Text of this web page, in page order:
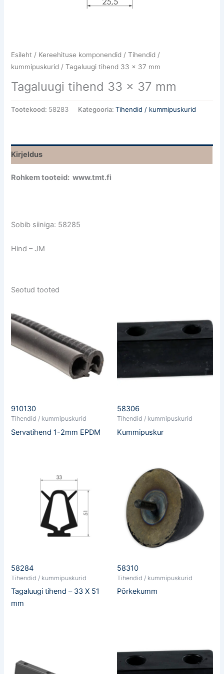
Esileht / Kereehituse komponendid /Tihendid /
kummipuskurid / Tagaluugi tihend 33 x 37 mm
Tagaluugi tihend 33 x 37 mm
Tootekood: 58283 Kategooria:Tihendid / kummipuskurid
Kirjeldus
Rohkem tooteid: www.tmt.fi
Sobib siiniga: 58285
Hind – JM
Seotud tooted
910130
Tihendid / kummipuskurid
Servatihend 1-2mm EPDM
58306
Tihendid / kummipuskurid
Kummipuskur
58284
Tihendid / kummipuskurid
Tagaluugi tihend – 33 X 51
mm
58310
Tihendid / kummipuskurid
Põrkekumm